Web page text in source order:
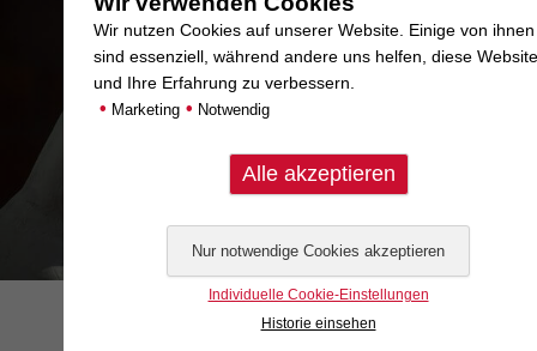
Wir nutzen Cookies auf unserer Website. Einige von ihnen
sind essenziell, während andere uns helfen, diese Website
und Ihre Erfahrung zu verbessern.
• Marketing • Notwendig
Individuelle Cookie-Einstellungen
Historie einsehen